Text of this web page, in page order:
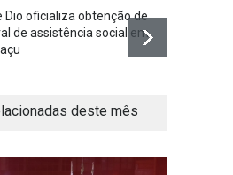
Dio oficializa obtenção de
de assistência social em
deste mês